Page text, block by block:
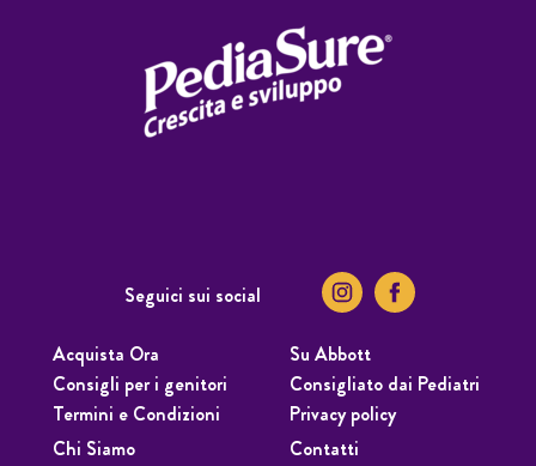
Acquista Ora
Su Abbott
Consigli per i genitori
Consigliato dai Pediatri
Termini e Condizioni
Privacy policy
Chi Siamo
Contatti
Seguici sui social